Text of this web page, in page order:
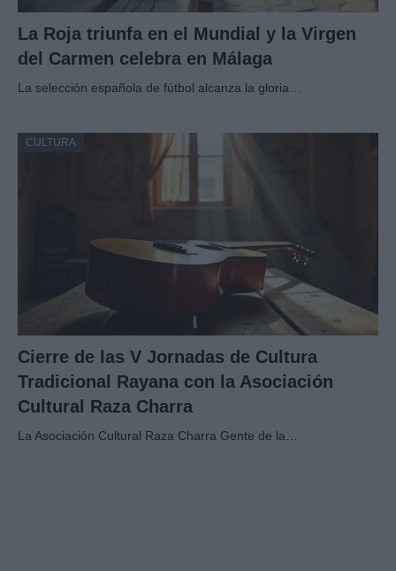
La Roja triunfa en el Mundial y la Virgen
del Carmen celebra en Málaga
La selección española de fútbol alcanza la gloria…
CULTURA
Cierre de las V Jornadas de Cultura
Tradicional Rayana con la Asociación
Cultural Raza Charra
La Asociación Cultural Raza Charra Gente de la…